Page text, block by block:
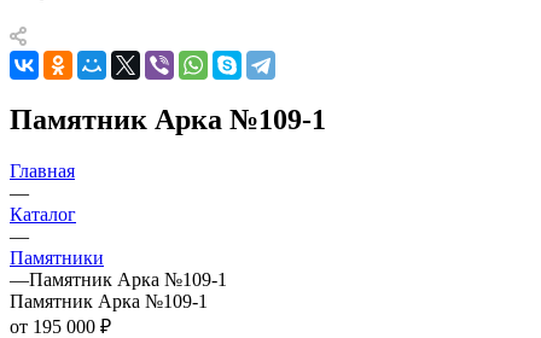
Памятник Арка №109-1
Главная
—
Каталог
—
Памятники
—Памятник Арка №109-1
Памятник Арка №109-1
от 195 000 ₽